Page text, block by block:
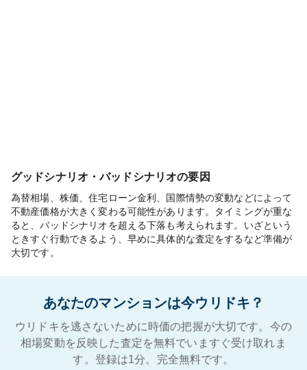
グッドシナリオ・バッドシナリオの要因
為替相場、株価、住宅ローン金利、国際情勢の変動などによって
不動産価格が大きく変わる可能性があります。タイミングが重な
ると、バッドシナリオを超える下落も考えられます。いざという
ときすぐ行動できるよう、早めに具体的な査定をするなど準備が
大切です。
あなたのマンションは今ウリドキ？
ウリドキを逃さないために時価の把握が大切です。今の
相場変動を反映した査定を無料でいますぐ受け取れま
す。登録は1分。完全無料です。